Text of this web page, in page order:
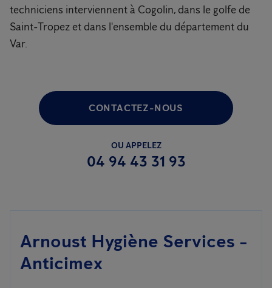
techniciens interviennent à Cogolin, dans le golfe de
Saint-Tropez et dans l'ensemble du département du
Var.
CONTACTEZ-NOUS
OU APPELEZ
04 94 43 31 93
Arnoust Hygiène Services -
Anticimex